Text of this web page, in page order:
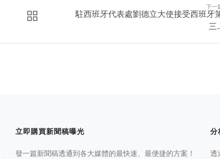
下一
駐西班牙代表處劉德立大使接受西班牙
三
立即購買新聞稿曝光
發一篇新聞稿透通到各大媒體的最快速、最便捷的方案！
分
透